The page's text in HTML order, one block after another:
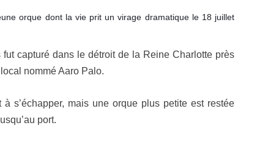
orque dont la vie prit un virage dramatique le 18 juillet
capturé dans le détroit de la Reine Charlotte près
nommé Aaro Palo.
s’échapper, mais une orque plus petite est restée
port.